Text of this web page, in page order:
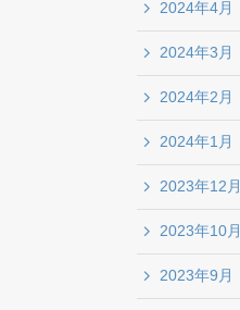
2024年4月
2024年3月
2024年2月
2024年1月
2023年12月
2023年10月
2023年9月